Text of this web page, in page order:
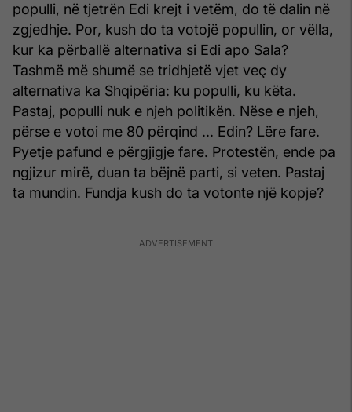
populli, në tjetrën Edi krejt i vetëm, do të dalin në
zgjedhje. Por, kush do ta votojë popullin, or vëlla,
kur ka përballë alternativa si Edi apo Sala?
Tashmë më shumë se tridhjetë vjet veç dy
alternativa ka Shqipëria: ku populli, ku këta.
Pastaj, populli nuk e njeh politikën. Nëse e njeh,
përse e votoi me 80 përqind ... Edin? Lëre fare.
Pyetje pafund e përgjigje fare. Protestën, ende pa
ngjizur mirë, duan ta bëjnë parti, si veten. Pastaj
ta mundin. Fundja kush do ta votonte një kopje?